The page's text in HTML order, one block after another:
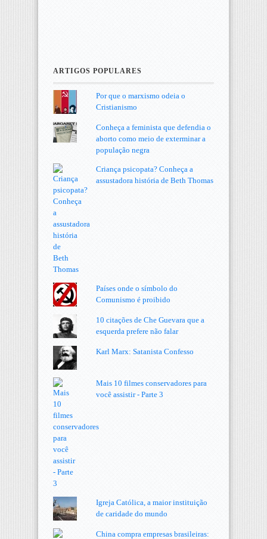
ARTIGOS POPULARES
Por que o marxismo odeia o
Cristianismo
Conheça a feminista que defendia o
aborto como meio de exterminar a
população negra
Criança psicopata? Conheça a
assustadora história de Beth Thomas
Países onde o símbolo do
Comunismo é proibido
10 citações de Che Guevara que a
esquerda prefere não falar
Karl Marx: Satanista Confesso
Mais 10 filmes conservadores para
você assistir - Parte 3
Igreja Católica, a maior instituição
de caridade do mundo
China compra empresas brasileiras: